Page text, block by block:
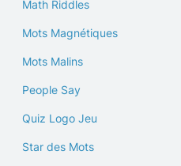
Math Riddles
Mots Magnétiques
Mots Malins
People Say
Quiz Logo Jeu
Star des Mots